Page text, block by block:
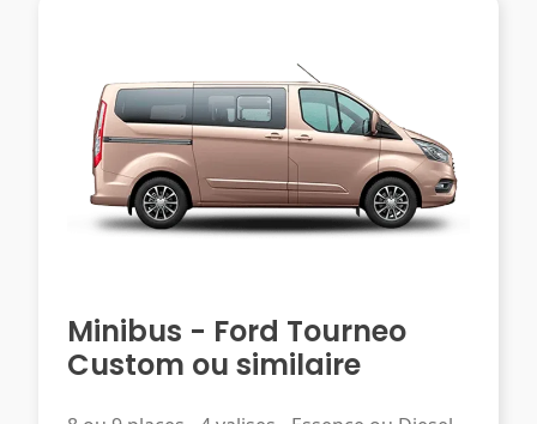
Minibus - Ford Tourneo
Custom ou similaire